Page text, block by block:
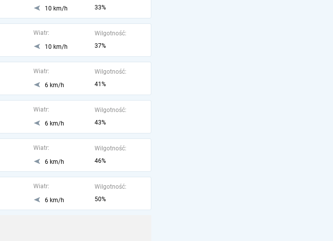
10 km/h
33%
Wiatr:
10 km/h
Wilgotność:
37%
Wiatr:
6 km/h
Wilgotność:
41%
Wiatr:
6 km/h
Wilgotność:
43%
Wiatr:
6 km/h
Wilgotność:
46%
Wiatr:
6 km/h
Wilgotność:
50%